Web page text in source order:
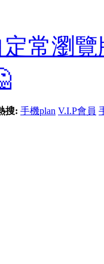
定常瀏
搜: 手機plan V.I.P會員